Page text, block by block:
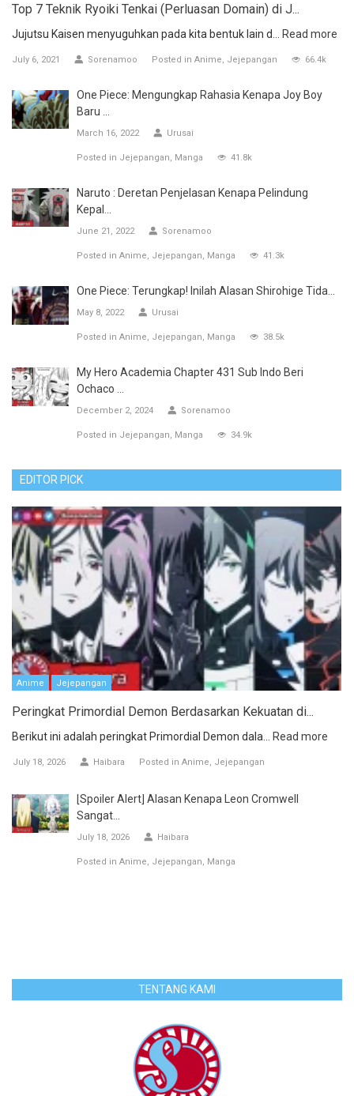
Top 7 Teknik Ryoiki Tenkai (Perluasan Domain) di J...
Jujutsu Kaisen menyuguhkan pada kita bentuk lain d... Read more
July 6, 2021 Sorenamoo Posted in Anime Jejepangan 66.4k
One Piece: Mengungkap Rahasia Kenapa Joy Boy
Baru ...
March 16, 2022 Urusai
Posted in Jejepangan Manga 41.8k
Naruto : Deretan Penjelasan Kenapa Pelindung
Kepal...
June 21, 2022 Sorenamoo
Posted in Anime Jejepangan Manga 41.3k
One Piece: Terungkap! Inilah Alasan Shirohige Tida...
May 8, 2022 Urusai
Posted in Anime Jejepangan Manga 38.5k
My Hero Academia Chapter 431 Sub Indo Beri
Ochaco ...
December 2, 2024 Sorenamoo
Posted in Jejepangan Manga 34.9k
EDITOR PICK
Anime Jejepangan
Peringkat Primordial Demon Berdasarkan Kekuatan di...
Berikut ini adalah peringkat Primordial Demon dala... Read more
July 18, 2026 Haibara Posted in Anime Jejepangan
[Spoiler Alert] Alasan Kenapa Leon Cromwell
Sangat...
July 18, 2026 Haibara
Posted in Anime Jejepangan Manga
TENTANG KAMI